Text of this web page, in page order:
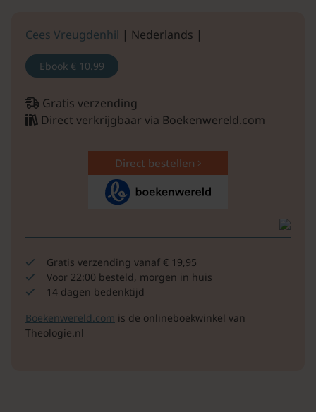
Cees Vreugdenhil | Nederlands |
Ebook € 10.99
Gratis verzending
Direct verkrijgbaar via Boekenwereld.com
Direct bestellen
Gratis verzending vanaf € 19,95
Voor 22:00 besteld, morgen in huis
14 dagen bedenktijd
Boekenwereld.com is de onlineboekwinkel van
Theologie.nl